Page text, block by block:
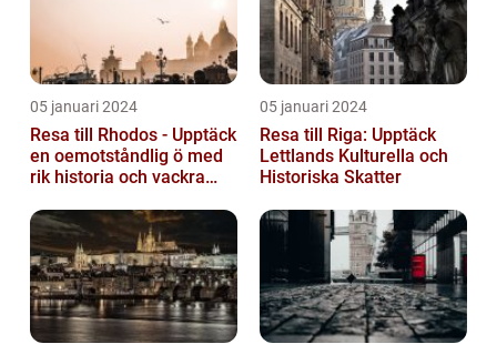
05 januari 2024
Resa till Rhodos - Upptäck
en oemotståndlig ö med
rik historia och vackra
05 januari 2024
Resa till Riga: Upptäck
Lettlands Kulturella och
Historiska Skatter